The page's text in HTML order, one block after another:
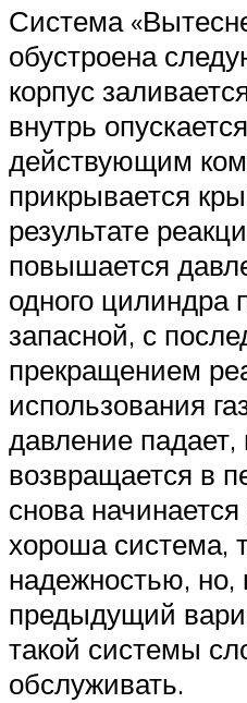
Система
обустроена
корпус
внутрь
действующим
прикрывается
результате
повышается
одного цилиндра
запасной, с
прекращением
использования
давление падает,
возвращается в
снова
хороша система,
надежностью, но,
предыдущий
такой системы
обслуживать.